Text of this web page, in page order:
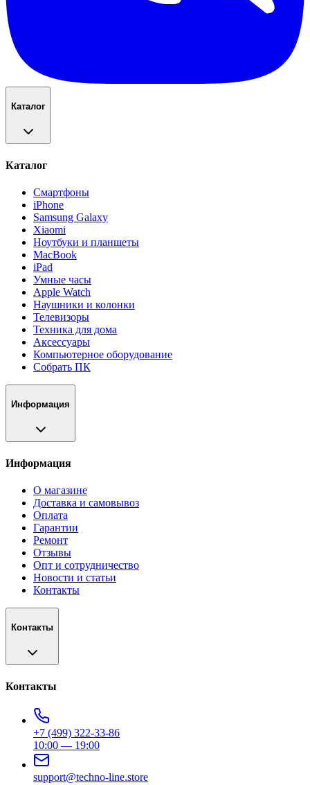
Каталог
Каталог
Смартфоны
iPhone
Samsung Galaxy
Xiaomi
Ноутбуки и планшеты
MacBook
iPad
Умные часы
Apple Watch
Наушники и колонки
Телевизоры
Техника для дома
Аксессуары
Компьютерное оборудование
Собрать ПК
Информация
Информация
О магазине
Доставка и самовывоз
Оплата
Гарантии
Ремонт
Отзывы
Опт и сотрудничество
Новости и статьи
Контакты
Контакты
Контакты
+7 (499) 322-33-86
10:00 — 19:00
support@techno-line.store